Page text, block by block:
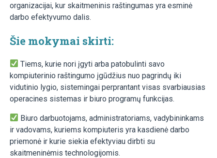
organizacijai, kur skaitmeninis raštingumas yra esminė
darbo efektyvumo dalis.
Šie mokymai skirti:
Tiems, kurie nori įgyti arba patobulinti savo
kompiuterinio raštingumo įgūdžius nuo pagrindų iki
vidutinio lygio, sistemingai perprantant visas svarbiausias
operacines sistemas ir biuro programų funkcijas.
Biuro darbuotojams, administratoriams, vadybininkams
ir vadovams, kuriems kompiuteris yra kasdienė darbo
priemonė ir kurie siekia efektyviau dirbti su
skaitmeninėmis technologijomis.